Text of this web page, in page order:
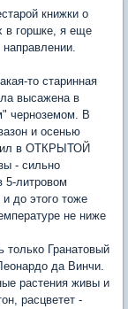
книжки о
в горшке, я еще
направлении.
то старинная
высажена в
черноземом. В
и осенью
в ОТКРЫТОЙ
- сильно
5-литровом
до этого тоже
не ниже
только Гранатовый
да Винчи.
растения живы и
расцветет -